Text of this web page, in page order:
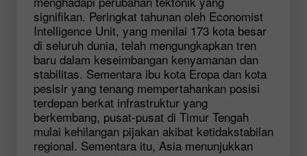
signifikan. Peringkat tahunan oleh Economist
Intelligence Unit, yang menilai 173 kota besar
di seluruh dunia, telah mengungkapkan tren
baru dalam keseimbangan kenyamanan dan
stabilitas. Sementara ibu kota Eropa dan kota
pesisir yang tenang mempertahankan posisi
terdepan berkat infrastruktur yang
berkembang, pusat-pusat di Timur Tengah
mulai kehilangan pijakan akibat ketidakstabilan
regional. Sementara itu, Asia menunjukkan